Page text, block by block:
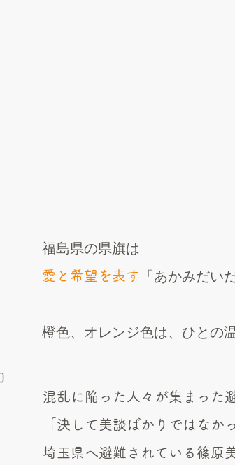
福島県の県旗は
愛と希望を表す 「あかみだい
橙色、オレンジ色は、ひとの
混乱に陥った人々が集まった
「決して美談ばかりではなか
埼玉県へ避難されている篠原